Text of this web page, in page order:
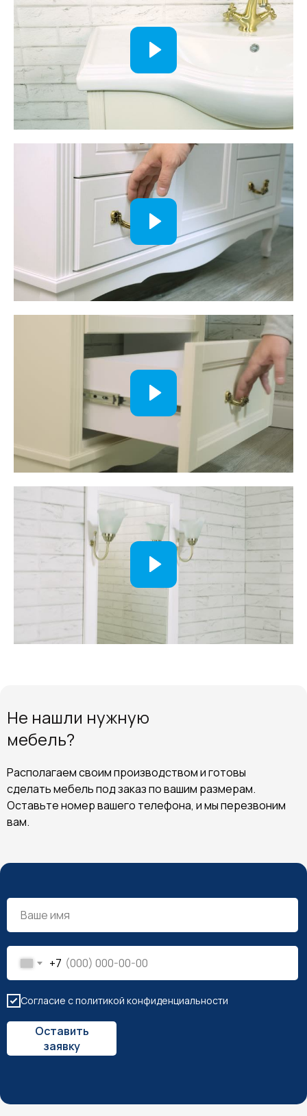
+7
Согласие с политикой конфиденциальности
Оставить
заявку
Не нашли нужную
мебель?
Располагаем своим производством и готовы
сделать мебель под заказ по вашим размерам.
Оставьте номер вашего телефона, и мы перезвоним
вам.